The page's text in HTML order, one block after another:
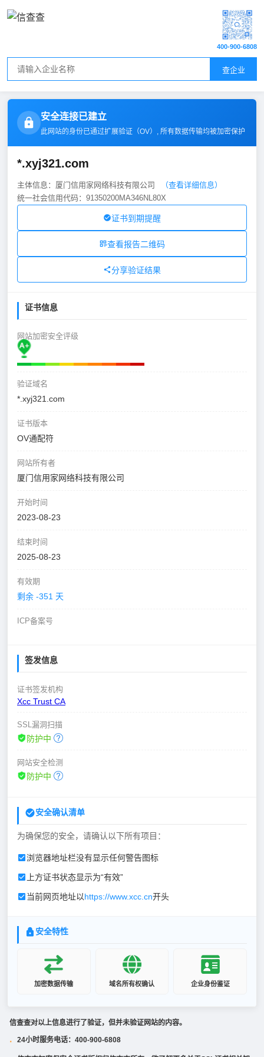
查企业
400-900-6808
安全连接已建立
此网站的身份已通过扩展验证（OV）, 所有数据传输均被加密保护
*.xyj321.com
主体信息：厦门信用家网络科技有限公司
（查看详细信息）
统一社会信用代码：91350200MA346NL80X
证书到期提醒
查看报告二维码
分享验证结果
证书信息
网站加密安全评级
验证域名
*.xyj321.com
证书版本
OV通配符
网站所有者
厦门信用家网络科技有限公司
开始时间
2023-08-23
结束时间
2025-08-23
有效期
剩余 -351 天
ICP备案号
签发信息
证书签发机构
Xcc Trust CA
SSL漏洞扫描
防护中
网站安全检测
防护中
安全确认清单
为确保您的安全，请确认以下所有项目：
浏览器地址栏没有显示任何警告图标
上方证书状态显示为“有效”
当前网页地址以https://www.xcc.cn开头
安全特性
加密数据传输 域名所有权确认 企业身份鉴证
信查查对以上信息进行了验证，但并未验证网站的内容。
· 24小时服务电话：400-900-6808